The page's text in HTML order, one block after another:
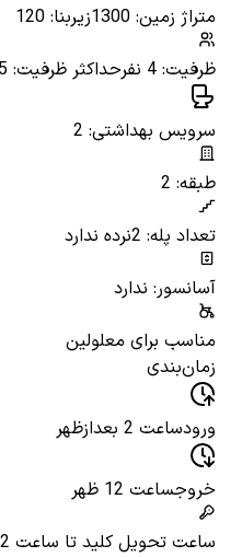
متراژ زمین: 1300
زیربنا: 120
ظرفیت: 4 نفر
حداکثر ظرفیت: 15 نفر
سرویس بهداشتی: 2
طبقه: 2
تعداد پله: 2
نرده ندارد
آسانسور: ندارد
مناسب برای معلولین
زمان‌بندی
ورودساعت 2 بعدازظهر
خروجساعت 12 ظهر
ساعت تحویل کلید تا ساعت 12 شب